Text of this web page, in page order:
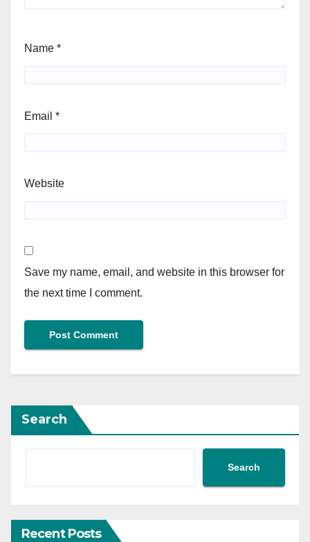
Name *
Email *
Website
Save my name, email, and website in this browser for
the next time I comment.
Search
Search
Recent Posts